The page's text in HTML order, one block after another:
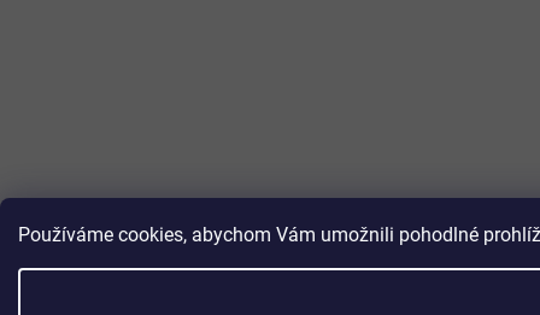
Používáme cookies, abychom Vám umožnili pohodlné